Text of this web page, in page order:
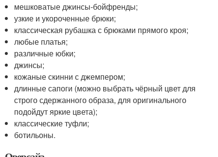
мешковатые джинсы-бойфренды;
узкие и укороченные брюки;
классическая рубашка с брюками прямого кроя;
любые платья;
различные юбки;
джинсы;
кожаные скинни с джемпером;
длинные сапоги (можно выбрать чёрный цвет для
строго сдержанного образа, для оригинального
подойдут яркие цвета);
классические туфли;
ботильоны.